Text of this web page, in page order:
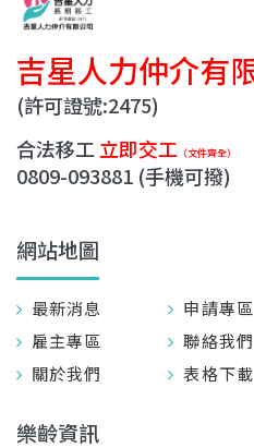
吉星人力仲介有
(許可證號:2475)
合法移工立即交工 （文件齊全）
0809-093881 (手機可撥)
網站地圖
最新消息 申請專區
雇主專區
聯絡我們
關於我們
表格下載
樂齡資訊